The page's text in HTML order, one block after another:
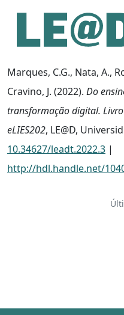
Ir para o conteúdo
Informações de
Mapa do site
Marques, C.G., Nata, A.,
Cravino, J. (2022). Do
transformação digital.
eLIES202, LE@D,
10.34627/leadt.2022.3 |
http://hdl.handle.net/